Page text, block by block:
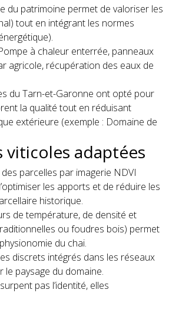
du patrimoine permet de valoriser les
tout en intégrant les normes
à chaleur enterrée, panneaux
agricole, récupération des eaux de
du Tarn-et-Garonne ont opté pour
la qualité tout en réduisant
extérieure (exemple : Domaine de
adaptées
parcelles par imagerie NDVI
les apports et de réduire les
historique.
de température, de densité et
ou foudres bois) permet
du chai.
discrets intégrés dans les réseaux
le paysage du domaine.
pas l’identité, elles